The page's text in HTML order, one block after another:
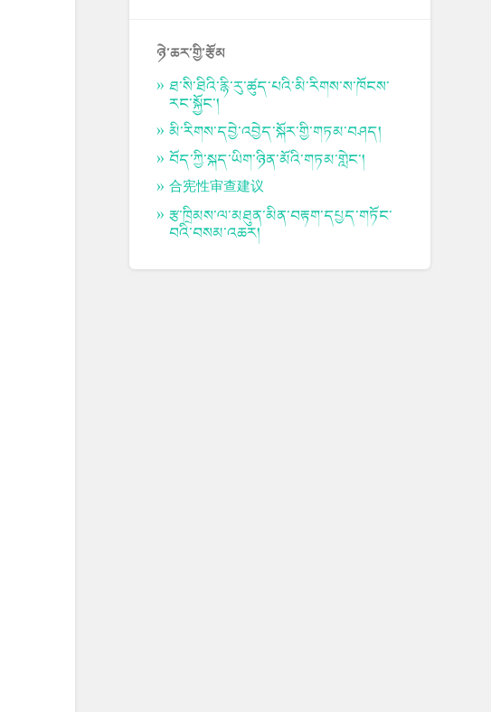
ཉེ་ཆར་གྱི་རྩོམ
ཐ་སི་ཐིའི་རྙི་རུ་ཚུད་པའི་མི་རིགས་ས་ཁོངས་
རང་སྐྱོང་།
མི་རིགས་དབྱེ་འབྱེད་སྐོར་གྱི་གཏམ་བཤད།
བོད་ཀྱི་སྐད་ཡིག་ཉིན་མོའི་གཏམ་གླེང་།
合宪性审查建议
རྩ་ཁྲིམས་ལ་མཐུན་མིན་བརྟག་དཔྱད་གཏོང་
བའི་བསམ་འཆར།